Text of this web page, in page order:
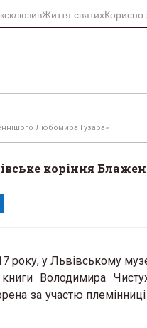
Життя святихКорисно
Любомира Гузара»
коріння
року, у Львівському
книги Володимира
за участю